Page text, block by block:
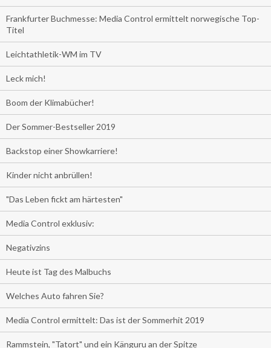
Frankfurter Buchmesse: Media Control ermittelt norwegische Top-
Titel
Leichtathletik-WM im TV
Leck mich!
Boom der Klimabücher!
Der Sommer-Bestseller 2019
Backstop einer Showkarriere!
Kinder nicht anbrüllen!
"Das Leben fickt am härtesten"
Media Control exklusiv:
Negativzins
Heute ist Tag des Malbuchs
Welches Auto fahren Sie?
Media Control ermittelt: Das ist der Sommerhit 2019
Rammstein, "Tatort" und ein Känguru an der Spitze